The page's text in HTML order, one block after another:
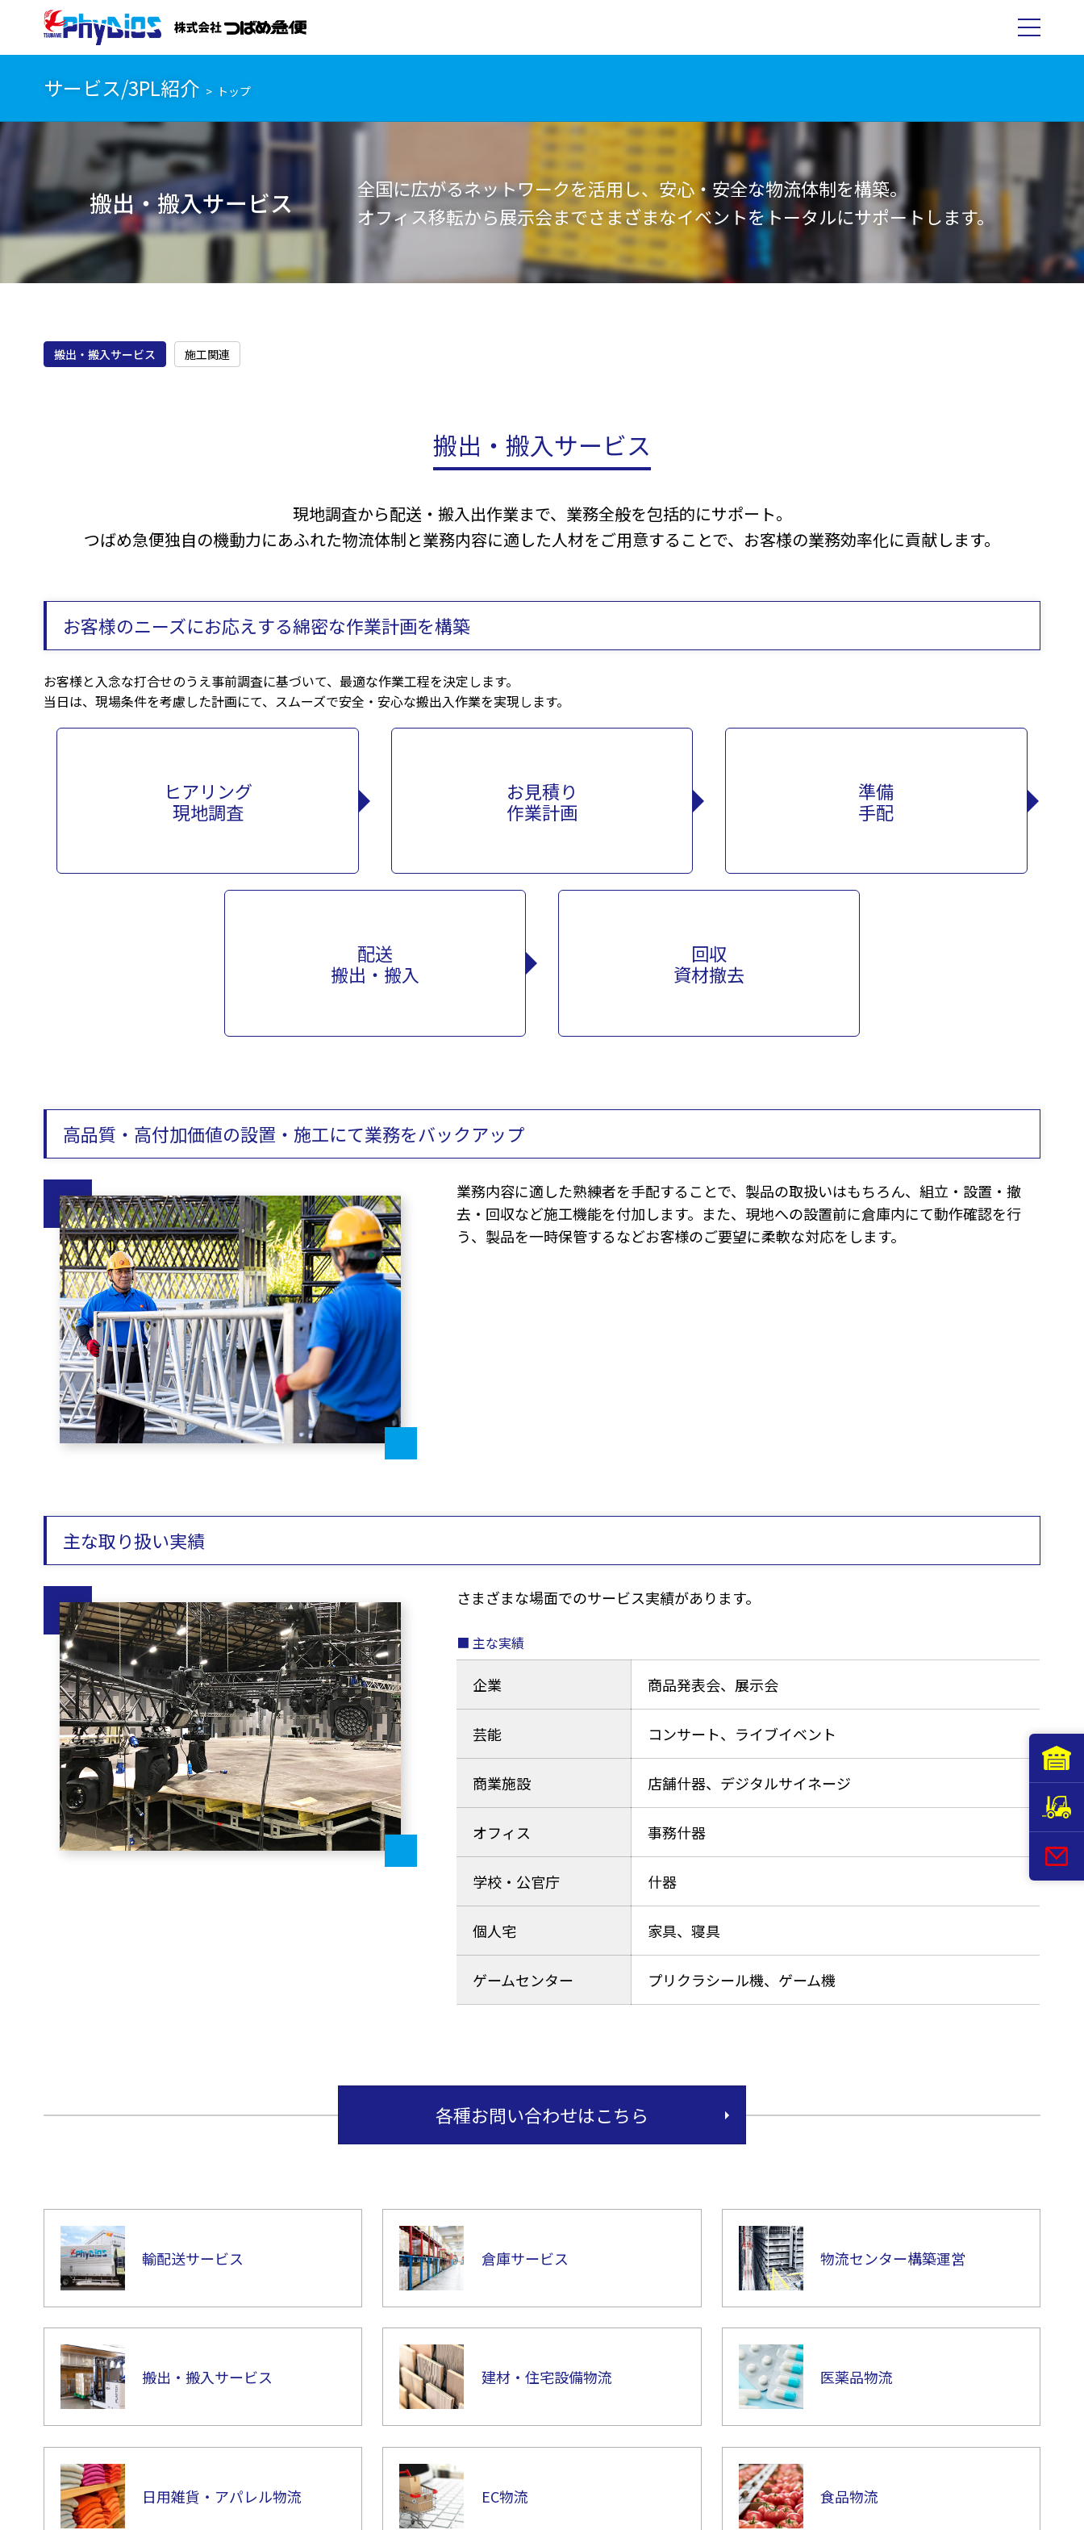
サービス/3PL紹介 トップ
搬出・搬入サービス
全国に広がるネットワークを活用し、安心・安全な物流体制を構築。
オフィス移転から展示会までさまざまなイベントをトータルにサポートします。
搬出・搬入サービス 施工関連
搬出・搬入サービス
現地調査から配送・搬入出作業まで、業務全般を包括的にサポート。
つばめ急便独自の機動力にあふれた物流体制と業務内容に適した人材をご用意することで、お客様の業務効率化に貢献します。
お客様のニーズにお応えする綿密な作業計画を構築
お客様と入念な打合せのうえ事前調査に基づいて、最適な作業工程を決定します。
当日は、現場条件を考慮した計画にて、スムーズで安全・安心な搬出入作業を実現します。
ヒアリング
現地調査
お見積り
作業計画
準備
手配
配送
搬出・搬入
回収
資材撤去
高品質・高付加価値の設置・施工にて業務をバックアップ
業務内容に適した熟練者を手配することで、製品の取扱いはもちろん、組立・設置・撤
去・回収など施工機能を付加します。また、現地への設置前に倉庫内にて動作確認を行
う、製品を一時保管するなどお客様のご要望に柔軟な対応をします。
主な取り扱い実績
さまざまな場面でのサービス実績があります。
主な実績
企業 商品発表会、展示会
芸能 コンサート、ライブイベント
商業施設 店舗什器、デジタルサイネージ
オフィス 事務什器
学校・公官庁 什器
個人宅 家具、寝具
ゲームセンター プリクラシール機、ゲーム機
各種お問い合わせはこちら
輸配送サービス 倉庫サービス 物流センター構築運営
搬出・搬入サービス 建材・住宅設備物流 医薬品物流
日用雑貨・アパレル物流 EC物流 食品物流